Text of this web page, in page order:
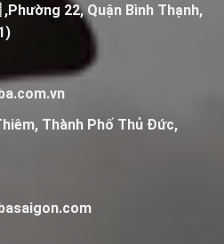
22, Quận Bình Thạnh,
Thành Phố Thủ Đức,